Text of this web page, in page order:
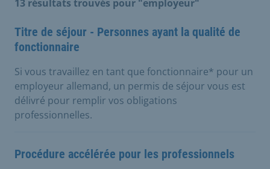
13 résultats trouvés pour "employeur"
Titre de séjour - Personnes ayant la qualité de
fonctionnaire
Si vous travaillez en tant que fonctionnaire* pour un
employeur allemand, un permis de séjour vous est
délivré pour remplir vos obligations
professionnelles.
Procédure accélérée pour les professionnels